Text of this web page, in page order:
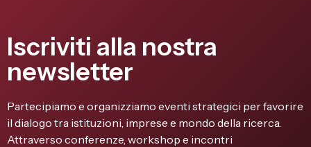
Iscriviti alla nostra
newsletter
Partecipiamo e organizziamo eventi strategici per favorire
il dialogo tra istituzioni, imprese e mondo della ricerca.
Attraverso conferenze, workshop e incontri